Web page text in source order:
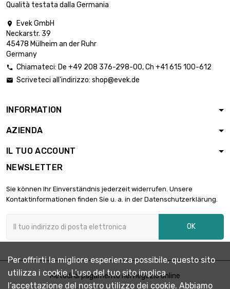
Qualità testata dalla Germania

Evek GmbH
Neckarstr. 39
45478 Mülheim an der Ruhr
Germany
 Chiamateci: De +49 208 376-298-00, Ch +41 615 100-612
 Scriveteci all'indirizzo: shop@evek.de
INFORMATION
AZIENDA
IL TUO ACCOUNT
NEWSLETTER
Sie können Ihr Einverständnis jederzeit widerrufen. Unsere
Kontaktinformationen finden Sie u. a. in der Datenschutzerklärung.
OK
Metodi di pagamento nel negozio online
Per offrirti la migliore esperienza possibile, questo sito
utilizza i cookie. L’uso del tuo sito implica
l’accettazione del nostro utilizzo dei cookie. Abbiamo